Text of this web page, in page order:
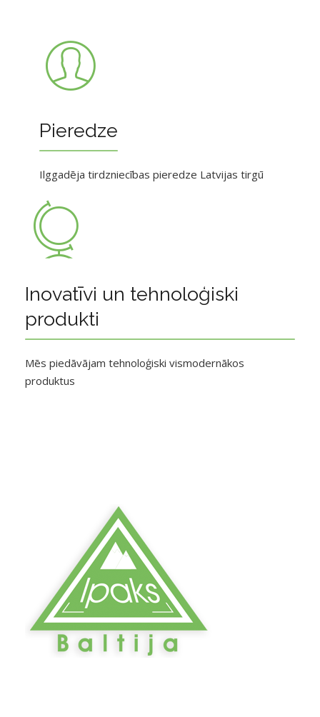
Pieredze
Ilggadēja tirdzniecības pieredze Latvijas tirgū
Inovatīvi un tehnoloģiski
produkti
Mēs piedāvājam tehnoloģiski vismodernākos
produktus